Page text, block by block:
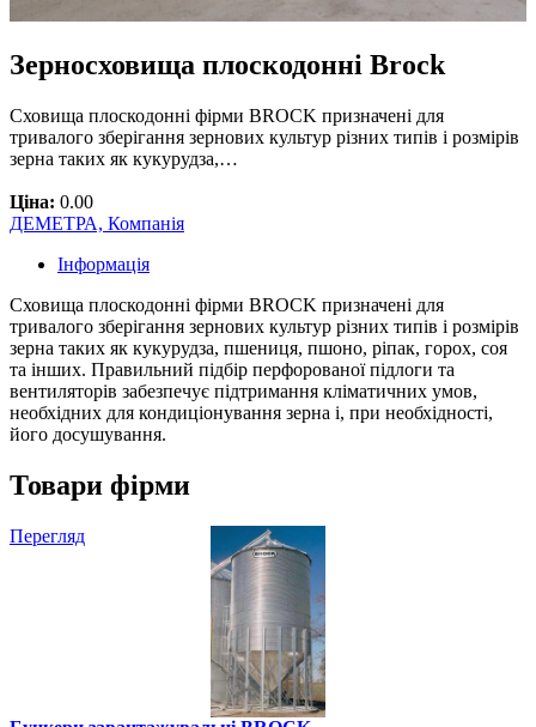
Зерносховища плоскодонні Brock
Сховища плоскодонні фірми BROCK призначені для
тривалого зберігання зернових культур різних типів і розмірів
зерна таких як кукурудза,…
Ціна: 0.00
ДЕМЕТРА, Компанія
Інформація
Сховища плоскодонні фірми BROCK призначені для
тривалого зберігання зернових культур різних типів і розмірів
зерна таких як кукурудза, пшениця, пшоно, ріпак, горох, соя
та інших. Правильний підбір перфорованої підлоги та
вентиляторів забезпечує підтримання кліматичних умов,
необхідних для кондиціонування зерна і, при необхідності,
його досушування.
Товари фірми
Перегляд